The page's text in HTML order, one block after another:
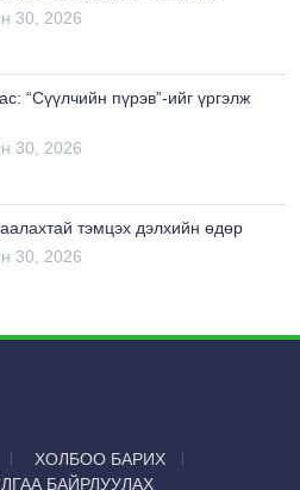
30, 2026
“Сүүлчийн пүрэв”-ийг үргэлж
30, 2026
тэмцэх дэлхийн өдөр
30, 2026
ХОЛБОО БАРИХ
БАЙРЛУУЛАХ